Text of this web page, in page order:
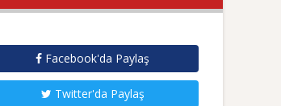
Facebook'da Paylaş
Twitter'da Paylaş